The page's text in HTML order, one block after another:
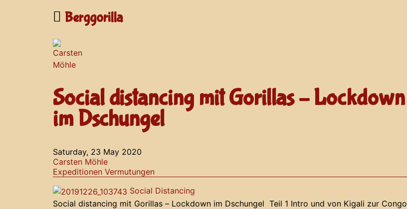
Berggorilla
Social distancing mit Gorillas – Lockdown
im Dschungel
Saturday, 23 May 2020
Carsten Möhle
Expeditionen Vermutungen
Social Distancing
Social distancing mit Gorillas – Lockdown im Dschungel Teil 1 Intro und von Kigali zur Congo